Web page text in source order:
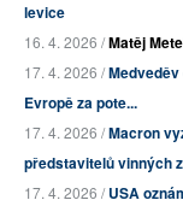
levice
16. 4. 2026 /Matěj
17. 4. 2026 /
Evropě za pote...
17. 4. 2026 /Macron
představitelů vinných
17. 4. 2026 /USA